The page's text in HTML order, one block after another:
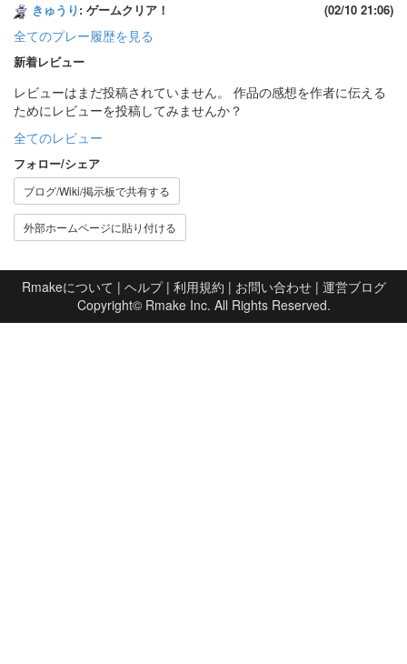
きゅうり: ゲームクリア！ (02/10 21:06)
全てのプレー履歴を見る
新着レビュー
レビューはまだ投稿されていません。 作品の感想を作者に伝える
ためにレビューを投稿してみませんか？
全てのレビュー
フォロー/シェア
ブログ/Wiki/掲示板で共有する
外部ホームページに貼り付ける
Rmakeについて | ヘルプ| 利用規約 | お問い合わせ| 運営ブログ
Copyright© Rmake Inc. All Rights Reserved.